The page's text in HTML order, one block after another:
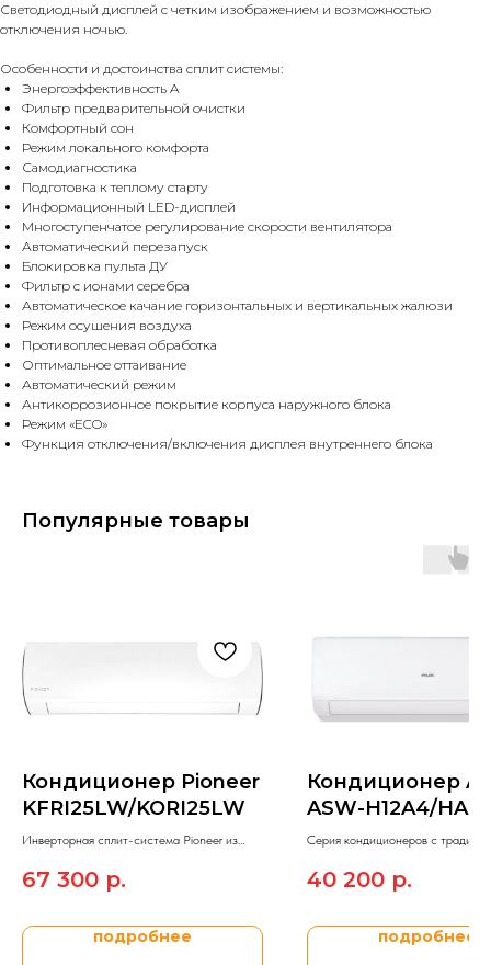
Светодиодный дисплей c четким изображением и возможностью
отключения ночью.
Особенности и достоинства сплит системы:
Энергоэффективность A
Фильтр предварительной очистки
Комфортный сон
Режим локального комфорта
Самодиагностика
Подготовка к теплому старту
Информационный LED-дисплей
Многоступенчатое регулирование скорости вентилятора
Автоматический перезапуск
Блокировка пульта ДУ
Фильтр с ионами серебра
Автоматическое качание горизонтальных и вертикальных жалюзи
Режим осушения воздуха
Противоплесневая обработка
Оптимальное оттаивание
Автоматический режим
Антикоррозионное покрытие корпуса наружного блока
Режим «ECO»
Функция отключения/включения дисплея внутреннего блока
Популярные товары
Кондиционер Pioneer
KFRI25LW/KORI25LW
Инверторная сплит-система Pioneer из
67 300 р.
подробнее
Кондиционер
ASW-H12A4/HA-
H12A4/HA-R1
Серия кондиционеров с
40 200 р.
подробнее